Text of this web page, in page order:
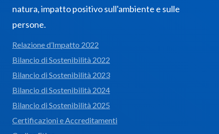
natura, impatto positivo sull'ambiente e sulle
persone.
Relazione d’Impatto 2022
Bilancio di Sostenibilità 2022
Bilancio di Sostenibilità 2023
Bilancio di Sostenibilità 2024
Bilancio di Sostenibilità 2025
Certificazioni e Accreditamenti